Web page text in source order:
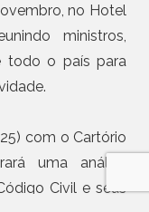
no Hotel
ministros,
todo o país para
com o Cartório
uma análise
Civil e seus